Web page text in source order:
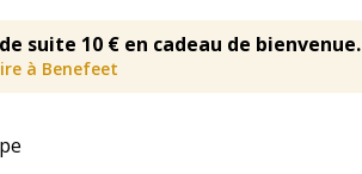
suite 10 € en cadeau de bienvenue.
à Benefeet